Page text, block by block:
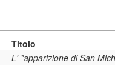
Titolo
L' *apparizione di San